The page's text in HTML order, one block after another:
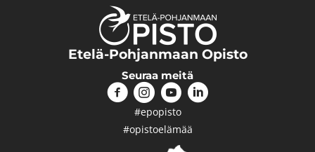
Etelä-Pohjanmaan Opisto
Seuraa meitä
#epopisto
#opistoelämää